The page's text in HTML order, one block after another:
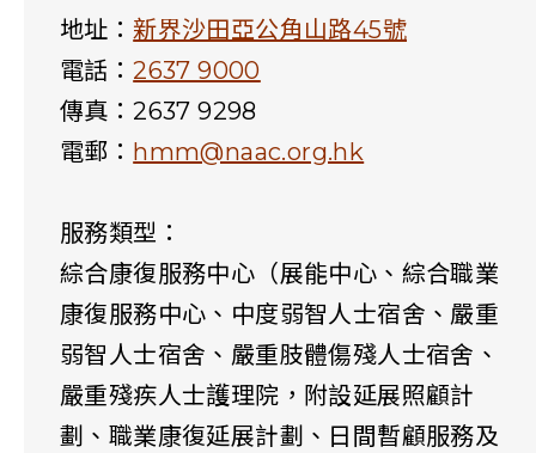
地址：新界沙田亞公角山路45號
電話： 2637 9000
傳真：2637 9298
電郵： hmm@naac.org.hk
服務類型：
綜合康復服務中心（展能中心、綜合職業
康復服務中心、中度弱智人士宿舍、嚴重
弱智人士宿舍、嚴重肢體傷殘人士宿舍、
嚴重殘疾人士護理院，附設延展照顧計
劃、職業康復延展計劃、日間暫顧服務及